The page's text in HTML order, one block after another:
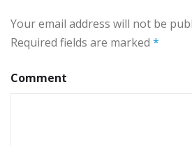
Your email address will not be
Required fields are marked *
Comment